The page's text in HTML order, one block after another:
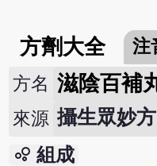
方劑大全 注
方名 滋陰百補
來源 攝生眾妙
bubble_chart 組成